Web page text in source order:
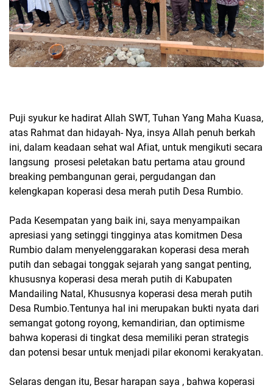
Puji syukur ke hadirat Allah SWT, Tuhan Yang Maha Kuasa,
atas Rahmat dan hidayah- Nya, insya Allah penuh berkah
ini, dalam keadaan sehat wal Afiat, untuk mengikuti secara
langsung prosesi peletakan batu pertama atau ground
breaking pembangunan gerai, pergudangan dan
kelengkapan koperasi desa merah putih Desa Rumbio.
Pada Kesempatan yang baik ini, saya menyampaikan
apresiasi yang setinggi tingginya atas komitmen Desa
Rumbio dalam menyelenggarakan koperasi desa merah
putih dan sebagai tonggak sejarah yang sangat penting,
khususnya koperasi desa merah putih di Kabupaten
Mandailing Natal, Khususnya koperasi desa merah putih
Desa Rumbio.Tentunya hal ini merupakan bukti nyata dari
semangat gotong royong, kemandirian, dan optimisme
bahwa koperasi di tingkat desa memiliki peran strategis
dan potensi besar untuk menjadi pilar ekonomi kerakyatan.
Selaras dengan itu, Besar harapan saya , bahwa koperasi